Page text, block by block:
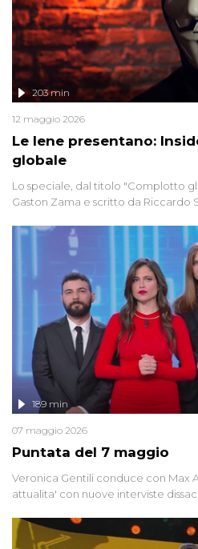
Le Iene presentano:
globale
203 min
12 maggio 2026
Lo speciale, dal titolo "Complotto
Gaston Zama e scritto da Riccardo
racconta l'universo delle narrazioni
globali e del complottismo che
social network, talk show, piazze
Puntata del 7 maggio
189 min
07 maggio 2026
Veronica Gentili conduce con Max
attualita' con nuove interviste